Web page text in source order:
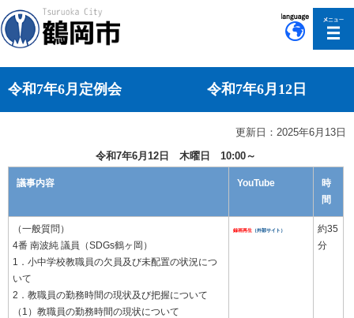
令和7年6月定例会 令和7年6月12日
更新日：2025年6月13日
令和7年6月12日 木曜日 10:00～
議事内容 YouTube
時
間
（一般質問）
4番 南波純 議員（SDGs鶴ヶ岡）
1．小中学校教職員の欠員及び未配置の状況につ
いて
2．教職員の勤務時間の現状及び把握について
（1）教職員の勤務時間の現状について
録画再生 （外部サイト）
約35
分